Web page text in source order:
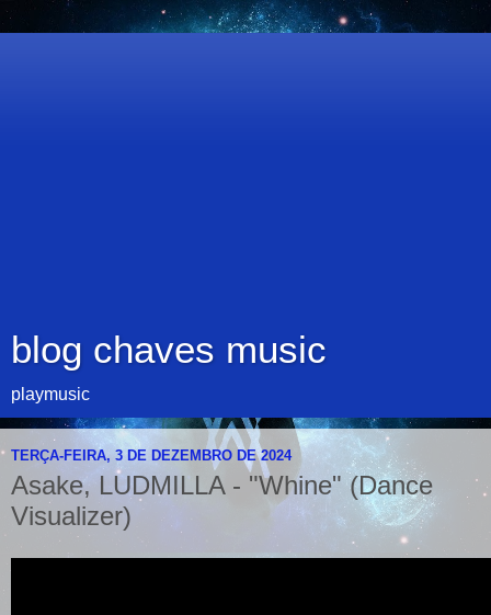
blog chaves music
playmusic
TERÇA-FEIRA, 3 DE DEZEMBRO DE 2024
Asake, LUDMILLA - "Whine" (Dance
Visualizer)